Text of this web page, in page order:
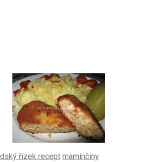
řízek recept maminčiny